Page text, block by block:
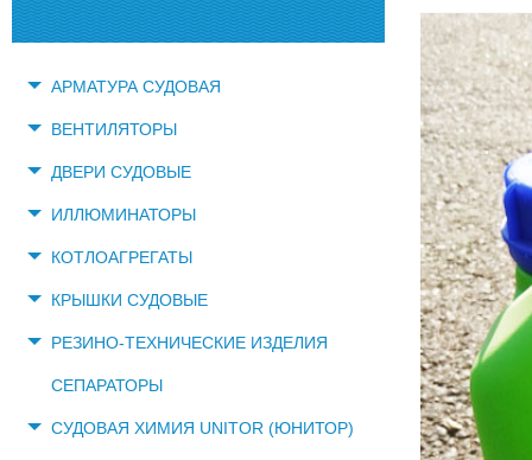
АРМАТУРА СУДОВАЯ
ВЕНТИЛЯТОРЫ
ДВЕРИ СУДОВЫЕ
ИЛЛЮМИНАТОРЫ
КОТЛОАГРЕГАТЫ
КРЫШКИ СУДОВЫЕ
РЕЗИНО-ТЕХНИЧЕСКИЕ ИЗДЕЛИЯ
СЕПАРАТОРЫ
СУДОВАЯ ХИМИЯ UNITOR (ЮНИТОР)